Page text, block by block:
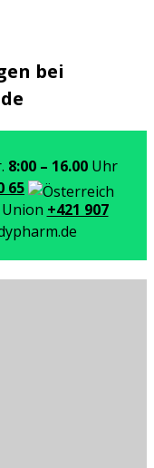
bei
8:00 – 16.00Uhr
65
+421 907